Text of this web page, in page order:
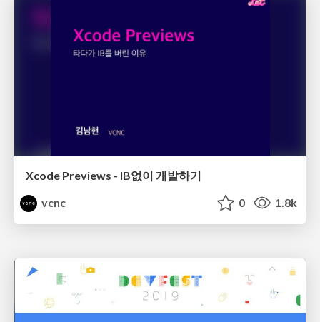
Xcode Previews - IB없이 개발하기
vcnc
0 1.8k